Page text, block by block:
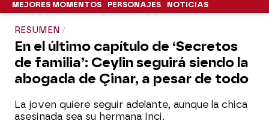
MEJORES MOMENTOS PERSONAJES NOTICIAS
RESUMEN
En el último capítulo de ‘Secretos
de familia’: Ceylin seguirá siendo la
abogada de Çinar, a pesar de todo
La joven quiere seguir adelante, aunque la chica
asesinada sea su hermana Inci.